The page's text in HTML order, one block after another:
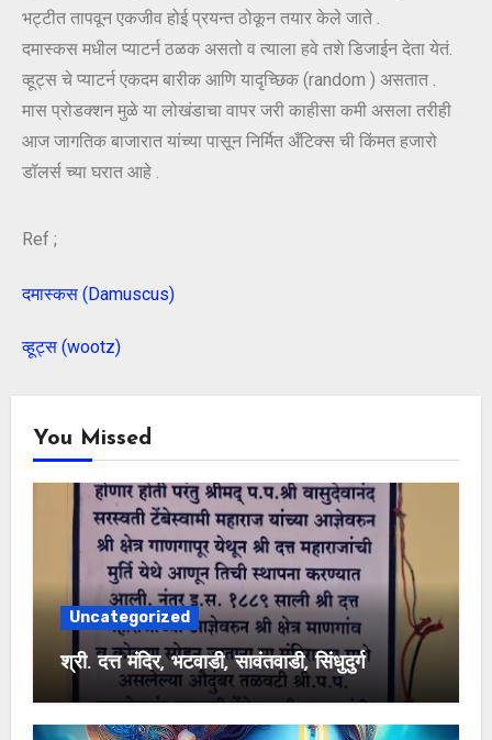
भट्टीत तापवून एकजीव होई प्रयन्त ठोकून तयार केले जाते .
दमास्कस मधील प्याटर्न ठळक असतो व त्याला हवे तशे डिजाईन देता येतं.
व्हूट्स चे प्याटर्न एकदम बारीक आणि यादृच्छिक (random ) असतात .
मास प्रोडक्शन मुळे या लोखंडाचा वापर जरी काहीसा कमी असला तरीही
आज जागतिक बाजारात यांच्या पासून निर्मित अँटिक्स ची किंमत हजारो
डॉलर्स च्या घरात आहे .
Ref ;
दमास्कस (Damuscus)
व्हूट्स (wootz)
You Missed
Uncategorized
श्री. दत्त मंदिर, भटवाडी, सावंतवाडी, सिंधुदुर्ग